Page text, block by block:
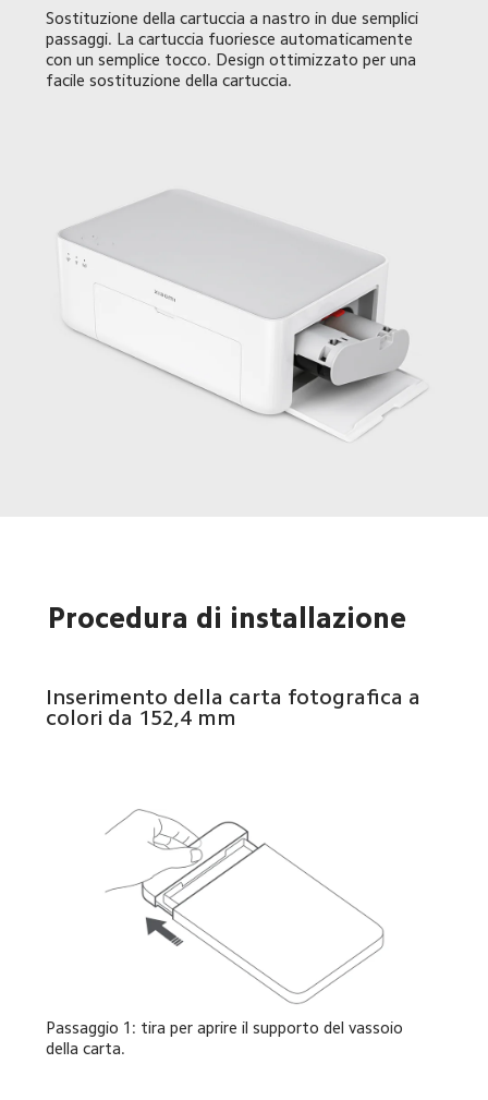
Sostituzione della cartuccia a nastro in due semplici
passaggi. La cartuccia fuoriesce automaticamente
con un semplice tocco. Design ottimizzato per una
facile sostituzione della cartuccia.
Procedura di installazione
Inserimento della carta fotografica a
colori da 152,4 mm
Passaggio 1: tira per aprire il supporto del vassoio
della carta.